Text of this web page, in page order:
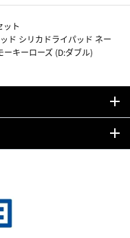
ット
ド シリカドライパッド ネー
キーローズ (D:ダブル)